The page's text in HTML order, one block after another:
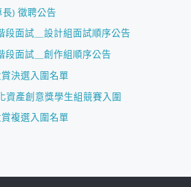
) 徵聘公告
段面試＿設計組面試順序公告
段面試＿創作組順序公告
決選入圍名單
資產創意獎學生組競賽入圍
複選入圍名單